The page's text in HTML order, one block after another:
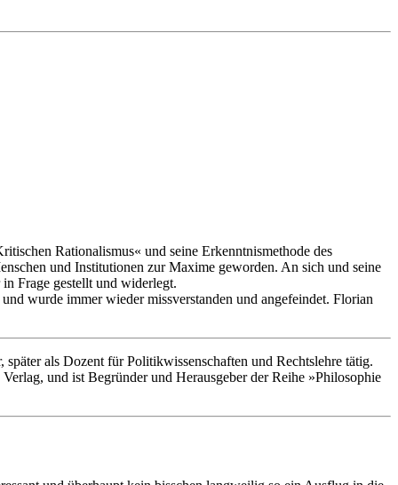
Rationalismus« und seine Erkenntnismethode des
und Institutionen zur Maxime geworden. An sich und seine
Frage gestellt und widerlegt.
wurde immer wieder missverstanden und angefeindet. Florian
als Dozent für Politikwissenschaften und Rechtslehre tätig.
und ist Begründer und Herausgeber der Reihe »Philosophie